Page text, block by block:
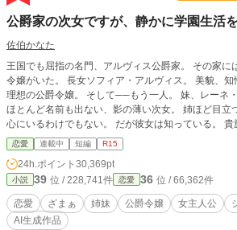
公爵家の次女ですが、静かに学園生活
佐伯かなた
王国でも屈指の名門、アルヴィス公爵家。 その家に
令嬢がいた。 長女ソフィア・アルヴィス。 美貌、知性、礼儀、すべてを備えた
理想の公爵令嬢。 そして──もう一人。 妹、レーネ・アルヴィス。 社交界では
ほとんど名前も出ない、影の薄い次女。 姉ほど目立
心にいるわけでもない。 だが彼女は知っている。 貴族社会において──誰が本当
に優れているのか、というのは……静かな場面でこそ
立学園に入学したレーネは、 礼儀作法、社交、そし
周囲を観察していく。 やがて── 軽んじていた者たちは気づく。 『公爵家の
妹』が、本当はどんな令嬢だったのかを。 これは、静かな公爵令嬢が学園と貴
族社会で評価を覆していく物語。
恋愛 連載中 短編 R15
24h.ポイント 30,369pt
小説 39 位 / 228,741件 恋愛 36 位 / 66,362件
恋愛 ざまぁ 姉妹 公爵令嬢 女主人公
AI生成作品